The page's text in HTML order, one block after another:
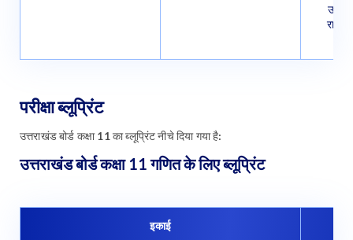
परीक्षा ब्लूप्रिंट
उत्तराखंड बोर्ड कक्षा 11 का ब्लूप्रिंट नीचे दिया गया है:
उत्तराखंड बोर्ड कक्षा 11 गणित के लिए ब्लूप्रिंट
इकाई